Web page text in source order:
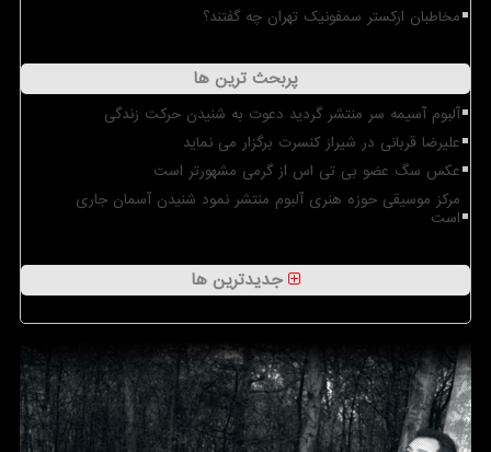
مخاطبان ارکستر سمفونیک تهران چه گفتند؟
پربحث ترین ها
آلبوم آسیمه سر منتشر گردید دعوت به شنیدن حرکت زندگی
علیرضا قربانی در شیراز کنسرت برگزار می نماید
عکس سگ عضو بی تی اس از گرمی مشهورتر است
مرکز موسیقی حوزه هنری آلبوم منتشر نمود شنیدن آسمان جاری
است
جدیدترین ها